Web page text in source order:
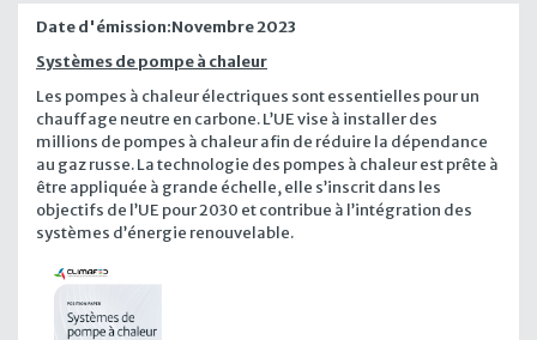
Date d'émission:Novembre 2023
Systèmes de pompe à chaleur
Les pompes à chaleur électriques sont essentielles pour un
chauffage neutre en carbone. L’UE vise à installer des
millions de pompes à chaleur afin de réduire la dépendance
au gaz russe. La technologie des pompes à chaleur est prête à
être appliquée à grande échelle, elle s’inscrit dans les
objectifs de l’UE pour 2030 et contribue à l’intégration des
systèmes d’énergie renouvelable.